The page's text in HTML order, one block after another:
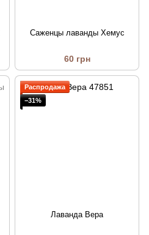
Саженцы лаванды Хемус
60 грн
Распродажа
−31%
Лаванда Вера